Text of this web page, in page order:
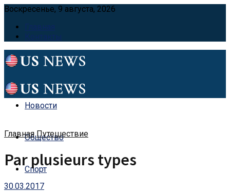
Воскресенье, 9 августа, 2026
Главная
Контакты
Новости
Общество
Спорт
Главная Путешествие
Par plusieurs types
30.03.2017